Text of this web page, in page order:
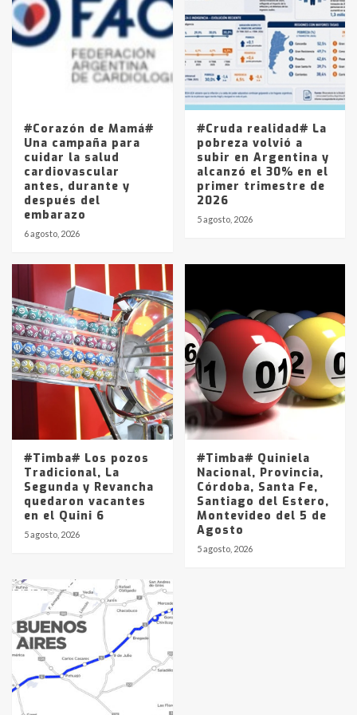
4
joven de Trenque Lauquen
Los precios de los combustibles en
La Pampa, desde YPF hasta Axion
entre 857 a 1338 pesos
#Corazón de Mamá#
Una campaña para
cuidar la salud
cardiovascular
antes, durante y
después del
embarazo
6 agosto, 2026
#Cruda realidad# La
pobreza volvió a
subir en Argentina y
alcanzó el 30% en el
primer trimestre de
2026
5 agosto, 2026
#Timba# Los pozos
Tradicional, La
Segunda y Revancha
quedaron vacantes
en el Quini 6
5 agosto, 2026
#Timba# Quiniela
Nacional, Provincia,
Córdoba, Santa Fe,
Santiago del Estero,
Montevideo del 5 de
Agosto
5 agosto, 2026